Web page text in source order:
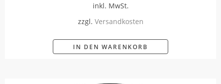
inkl. MwSt.
zzgl. Versandkosten
IN DEN WARENKORB